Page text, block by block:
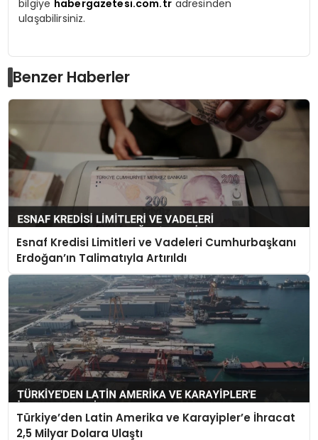
bilgiye habergazetesi.com.tradresinden
ulaşabilirsiniz.
Benzer Haberler
Esnaf Kredisi Limitleri ve Vadeleri Cumhurbaşkanı
Erdoğan’ın Talimatıyla Artırıldı
Türkiye’den Latin Amerika ve Karayipler’e İhracat
2,5 Milyar Dolara Ulaştı